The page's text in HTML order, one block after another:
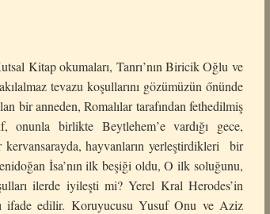
Kitap okumaları, Tanrı’nın Biricik Oğlu ve
tevazu koşullarını gözümüzün őnünde
bir anneden, Romalılar tarafından fethedilmiş
birlikte Beytlehem’e vardığı gece,
hayvanların yerleştirdikleri bir
İsa’nın ilk beşiği oldu, O ilk soluğunu,
ilerde iyileşti mi? Yerel Kral Herodes’in
ifade edilir. Koruyucusu Yusuf Onu ve Aziz